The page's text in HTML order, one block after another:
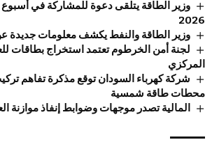
وزير الطاقة يتلقى دعوة للمشاركة في أسبوع
2026
وزير الطاقة والنفط يكشف معلومات جديدة
لجنة أمن الخرطوم تعتمد استخراج بطاقات
المركزي
محطات طاقة شمسية
المالية تصدر موجهات وضوابط إنفاذ موازنة العام